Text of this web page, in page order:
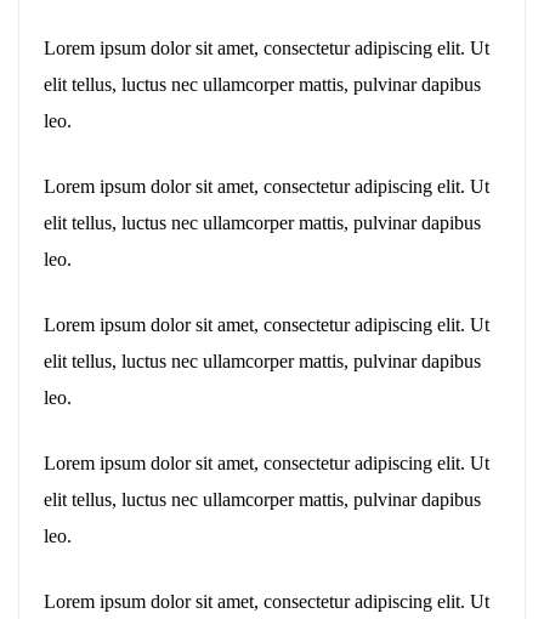
Lorem ipsum dolor sit amet, consectetur adipiscing elit. Ut
elit tellus, luctus nec ullamcorper mattis, pulvinar dapibus
leo.
Lorem ipsum dolor sit amet, consectetur adipiscing elit. Ut
elit tellus, luctus nec ullamcorper mattis, pulvinar dapibus
leo.
Lorem ipsum dolor sit amet, consectetur adipiscing elit. Ut
elit tellus, luctus nec ullamcorper mattis, pulvinar dapibus
leo.
Lorem ipsum dolor sit amet, consectetur adipiscing elit. Ut
elit tellus, luctus nec ullamcorper mattis, pulvinar dapibus
leo.
Lorem ipsum dolor sit amet, consectetur adipiscing elit. Ut